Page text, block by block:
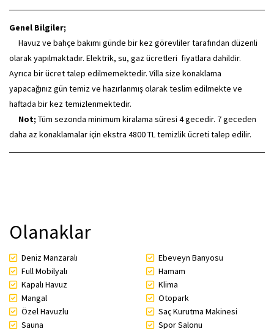
Genel Bilgiler;
Havuz ve bahçe bakımı günde bir kez görevliler tarafından düzenli
olarak yapılmaktadır. Elektrik, su, gaz ücretleri fiyatlara dahildir.
Ayrıca bir ücret talep edilmemektedir. Villa size konaklama
yapacağınız gün temiz ve hazırlanmış olarak teslim edilmekte ve
haftada bir kez temizlenmektedir.
Not; Tüm sezonda minimum kiralama süresi 4 gecedir. 7 geceden
daha az konaklamalar için ekstra 4800 TL temizlik ücreti talep edilir.
Olanaklar
Deniz Manzaralı
Ebeveyn Banyosu
Full Mobilyalı
Hamam
Kapalı Havuz
Klima
Mangal
Otopark
Özel Havuzlu
Saç Kurutma Makinesi
Sauna
Spor Salonu